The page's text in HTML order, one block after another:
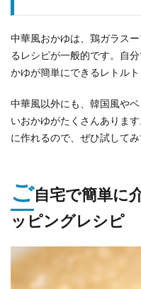
中華風おかゆは、鶏ガラス
るレシピが一般的です。自
かゆが簡単にできるレトルト
中華風以外にも、韓国風や
いおかゆがたくさんありま
に作れるので、ぜひ試してみ
ご自宅で簡単に
ッピングレシピ